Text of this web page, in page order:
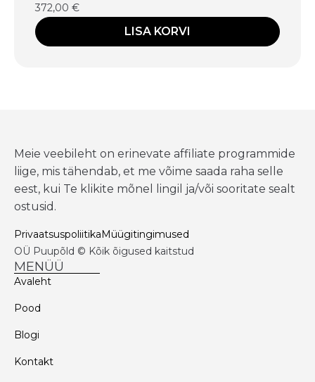
372,00 €
LISA KORVI
Meie veebileht on erinevate affiliate programmide
liige, mis tähendab, et me võime saada raha selle
eest, kui Te klikite mõnel lingil ja/või sooritate sealt
ostusid.
PrivaatsuspoliitikaMüügitingimused
OÜ Puupõld © Kõik õigused kaitstud
MENÜÜ
Avaleht
Pood
Blogi
Kontakt